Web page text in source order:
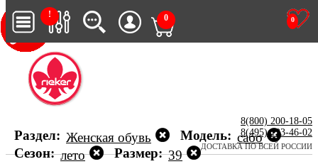
!
0
0
8(800) 200-18-05
8(495) 123-46-02
ДОСТАВКА ПО ВСЕЙ РОССИИ
Раздел: Женская обувь Модель: сабо
Сезон: лето Размер: 39